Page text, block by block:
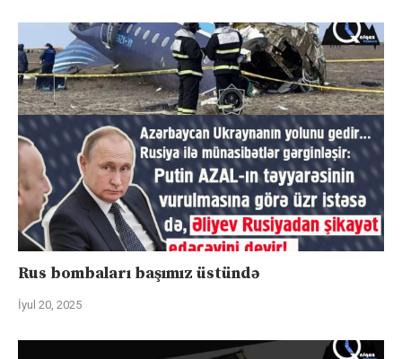
Rus bombaları başımız üstündə
İyul 20, 2025